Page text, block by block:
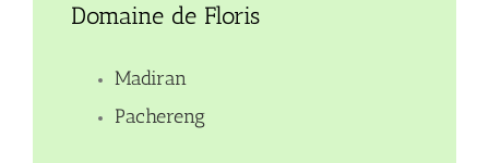
Domaine de Floris
Madiran
Pachereng